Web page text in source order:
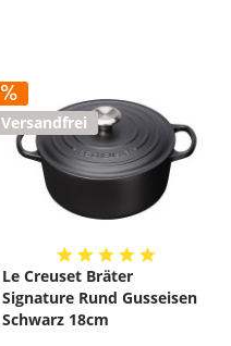
Versandfrei
Le Creuset Bräter
Signature Rund Gusseisen
Schwarz 18cm